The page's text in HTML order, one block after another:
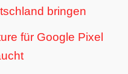
bringen
für Google Pixel